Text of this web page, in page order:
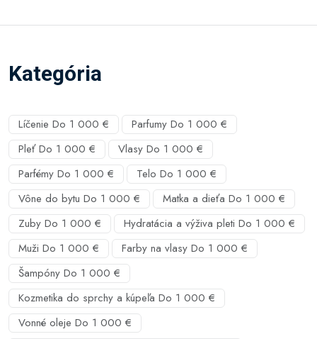
Kategória
Líčenie Do 1 000 €
Parfumy Do 1 000 €
Pleť Do 1 000 €
Vlasy Do 1 000 €
Parfémy Do 1 000 €
Telo Do 1 000 €
Vône do bytu Do 1 000 €
Matka a dieťa Do 1 000 €
Zuby Do 1 000 €
Hydratácia a výživa pleti Do 1 000 €
Muži Do 1 000 €
Farby na vlasy Do 1 000 €
Šampóny Do 1 000 €
Kozmetika do sprchy a kúpeľa Do 1 000 €
Vonné oleje Do 1 000 €